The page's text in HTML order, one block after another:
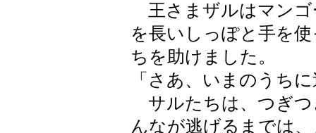
王さまザルはマンゴ
を長いしっぽと手を
ちを助けました。
「さあ、いまのうち
サルたちは、つぎつ
んなが逃げるまでは